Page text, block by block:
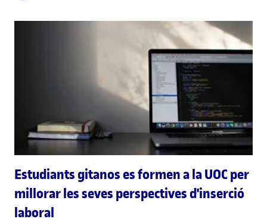
Estudiants gitanos es formen a la UOC per
millorar les seves perspectives d'inserció
laboral